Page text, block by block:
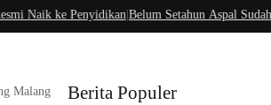
|Belum Setahun Aspal Sudah Rusak, Ketua
Malang Berita Populer